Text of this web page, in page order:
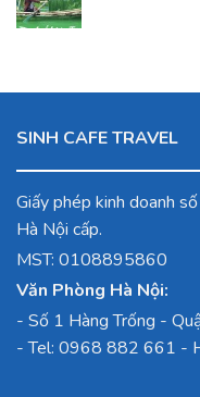
SINH CAFE TRAVEL
Giấy phép kinh doanh
Hà Nội cấp.
MST: 0108895860
Văn Phòng Hà Nội:
- Số 1 Hàng Trống -
- Tel: 0968 882 661 -